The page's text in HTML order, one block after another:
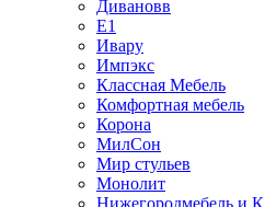
Дивановв
Е1
Ивару
Импэкс
Классная Мебель
Комфортная мебель
Корона
МилСон
Мир стульев
Монолит
Нижегородмебель и К